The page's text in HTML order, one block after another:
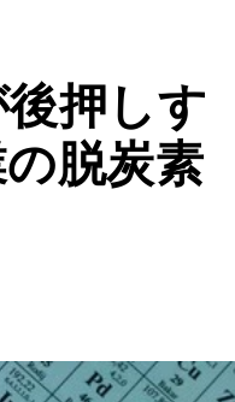
押しす
脱炭素